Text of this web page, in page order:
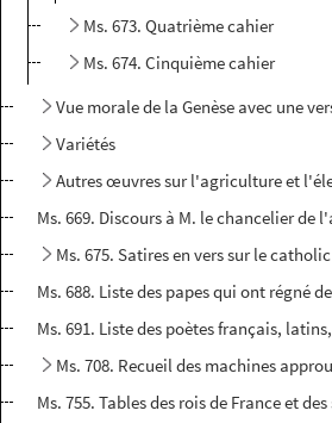
Ms. 673. Quatrième cahier
Ms. 674. Cinquième cahier
Vue morale de la Genèse avec une
Variétés
Autres œuvres sur l'agriculture et
Ms. 669. Discours à M. le chancelier
Ms. 675. Satires en vers sur le
Ms. 688. Liste des papes qui ont régné
Ms. 691. Liste des poètes français,
Ms. 708. Recueil des machines
Ms. 755. Tables des rois de France et